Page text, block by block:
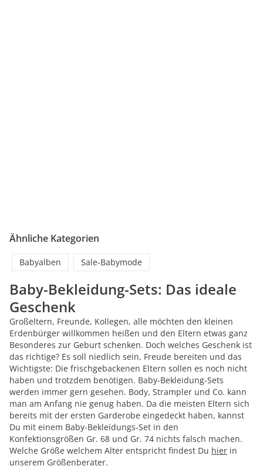
Ähnliche Kategorien
Babyalben Sale-Babymode
Baby-Bekleidung-Sets: Das ideale
Geschenk
Großeltern, Freunde, Kollegen, alle möchten den kleinen
Erdenbürger willkommen heißen und den Eltern etwas ganz
Besonderes zur Geburt schenken. Doch welches Geschenk ist
das richtige? Es soll niedlich sein, Freude bereiten und das
Wichtigste: Die frischgebackenen Eltern sollen es noch nicht
haben und trotzdem benötigen. Baby-Bekleidung-Sets
werden immer gern gesehen. Body, Strampler und Co. kann
man am Anfang nie genug haben. Da die meisten Eltern sich
bereits mit der ersten Garderobe eingedeckt haben, kannst
Du mit einem Baby-Bekleidungs-Set in den
Konfektionsgrößen Gr. 68 und Gr. 74 nichts falsch machen.
Welche Größe welchem Alter entspricht findest Du hier in
unserem Größenberater.